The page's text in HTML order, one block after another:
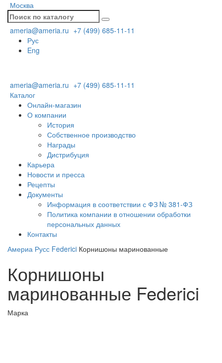
Москва
ameria@ameria.ru +7 (499) 685-11-11
Рус
Eng
ameria@ameria.ru +7 (499) 685-11-11
Каталог
Онлайн-магазин
О компании
История
Собственное производство
Награды
Дистрибуция
Карьера
Новости и пресса
Рецепты
Документы
Информация в соответствии с ФЗ № 381-ФЗ
Политика компании в отношении обработки
персональных данных
Контакты
Америа Русс Federici Корнишоны маринованные
Корнишоны
маринованные Federici
Марка